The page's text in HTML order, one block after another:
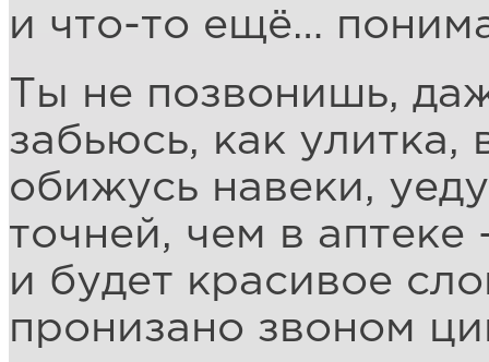
и что-то ещё…
Ты не позвонишь,
забьюсь, как улитка,
обижусь навеки,
точней, чем в
и будет красивое
пронизано звоном